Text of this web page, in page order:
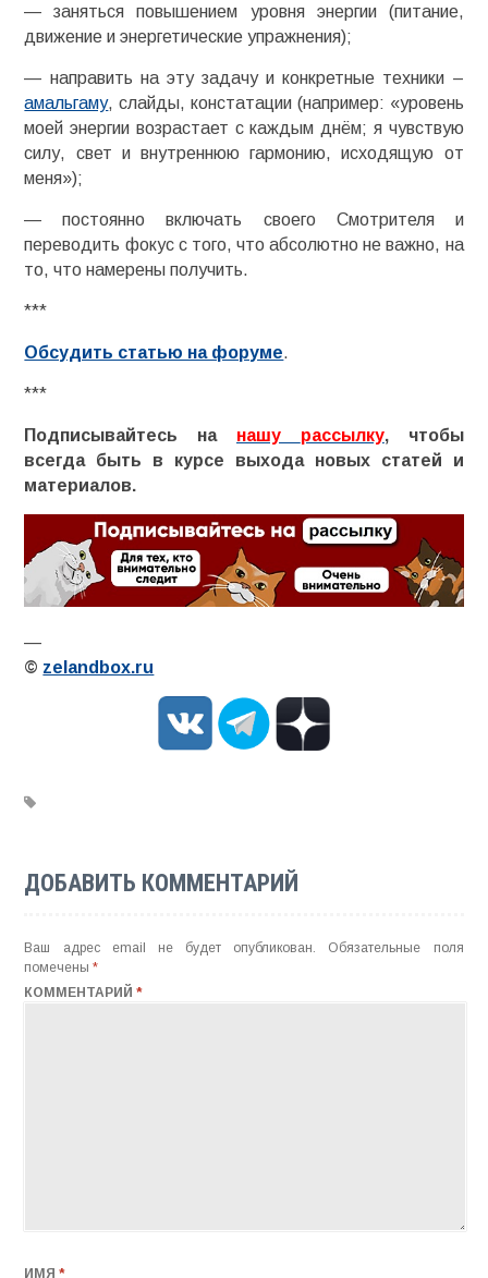
— заняться повышением уровня энергии (питание,
движение и энергетические упражнения);
— направить на эту задачу и конкретные техники –
амальгаму, слайды, констатации (например: «уровень
моей энергии возрастает с каждым днём; я чувствую
силу, свет и внутреннюю гармонию, исходящую от
меня»);
— постоянно включать своего Смотрителя и
переводить фокус с того, что абсолютно не важно, на
то, что намерены получить.
***
Обсудить статью на форуме.
***
Подписывайтесь на нашу рассылку, чтобы
всегда быть в курсе выхода новых статей и
материалов.
—
© zelandbox.ru
ДОБАВИТЬ КОММЕНТАРИЙ
Ваш адрес email не будет опубликован.
Обязательные поля
помечены*
КОММЕНТАРИЙ*
ИМЯ*